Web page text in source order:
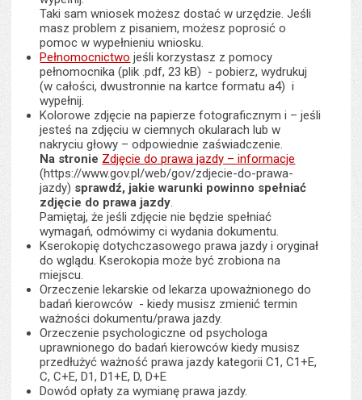
Taki sam wniosek możesz dostać w urzędzie. Jeśli
masz problem z pisaniem, możesz poprosić o
pomoc w wypełnieniu wniosku.
Pełnomocnictwo jeśli korzystasz z pomocy
pełnomocnika (plik .pdf, 23 kB) - pobierz, wydrukuj
(w całości, dwustronnie na kartce formatu a4) i
wypełnij.
Kolorowe zdjęcie na papierze fotograficznym i – jeśli
jesteś na zdjęciu w ciemnych okularach lub w
nakryciu głowy – odpowiednie zaświadczenie.
Na stronie Zdjęcie do prawa jazdy – informacje
(https://www.gov.pl/web/gov/zdjecie-do-prawa-
jazdy) sprawdź, jakie warunki powinno spełniać
zdjęcie do prawa jazdy.
Pamiętaj, że jeśli zdjęcie nie będzie spełniać
wymagań, odmówimy ci wydania dokumentu.
Kserokopię dotychczasowego prawa jazdy i oryginał
do wglądu. Kserokopia może być zrobiona na
miejscu.
Orzeczenie lekarskie od lekarza upoważnionego do
badań kierowców - kiedy musisz zmienić termin
ważności dokumentu/prawa jazdy.
Orzeczenie psychologiczne od psychologa
uprawnionego do badań kierowców kiedy musisz
przedłużyć ważność prawa jazdy kategorii C1, C1+E,
C, C+E, D1, D1+E, D, D+E
Dowód opłaty za wymianę prawa jazdy.